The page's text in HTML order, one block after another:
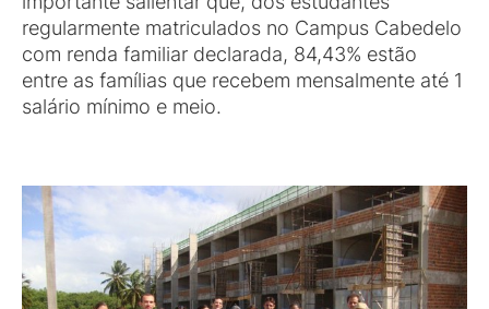
regularmente matriculados no Campus Cabedelo
com renda familiar declarada, 84,43% estão
entre as famílias que recebem mensalmente até 1
salário mínimo e meio.